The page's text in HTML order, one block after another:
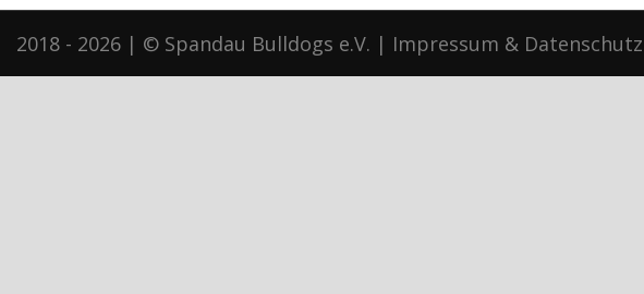
2018 - 2026 | © Spandau Bulldogs e.V. | Impressum & Datenschutz